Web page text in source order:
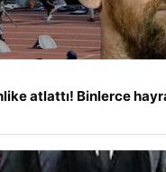
atlattı! Binlerce